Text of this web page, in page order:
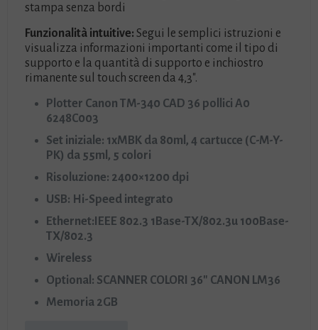
stampa senza bordi
Funzionalità intuitive: Segui le semplici istruzioni e
visualizza informazioni importanti come il tipo di
supporto e la quantità di supporto e inchiostro
rimanente sul touch screen da 4,3″.
Plotter Canon TM-340 CAD 36 pollici A0
6248C003
Set iniziale: 1xMBK da 80ml, 4 cartucce (C-M-Y-
PK) da 55ml, 5 colori
Risoluzione: 2400×1200 dpi
USB: Hi-Speed integrato
Ethernet:IEEE 802.3 1Base-TX/802.3u 100Base-
TX/802.3
Wireless
Optional: SCANNER COLORI 36″ CANON LM36
Memoria 2GB